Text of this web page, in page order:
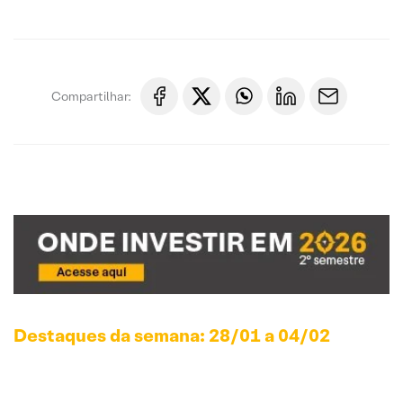
Compartilhar:
Destaques da semana: 28/01 a 04/02